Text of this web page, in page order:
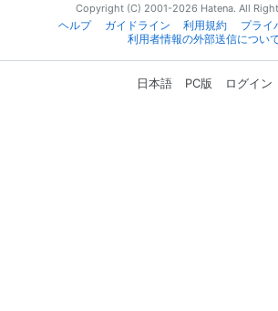
Copyright (C) 2001-2026 Hatena. All
ヘルプ
ガイドライン 利用規約
プライ
利用者情報の外部送信につい
日本語 PC版 ログイン